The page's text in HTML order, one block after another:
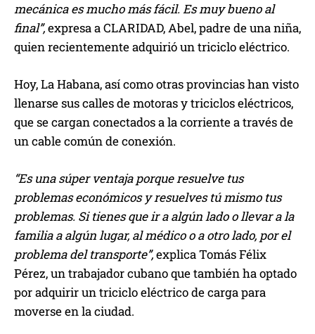
mecánica es mucho más fácil. Es muy bueno al
final”,expresa a CLARIDAD, Abel, padre de una niña,
quien recientemente adquirió un triciclo eléctrico.
Hoy, La Habana, así como otras provincias han visto
llenarse sus calles de motoras y triciclos eléctricos,
que se cargan conectados a la corriente a través de
un cable común de conexión.
“Es una súper ventaja porque resuelve tus
problemas económicos y resuelves tú mismo tus
problemas. Si tienes que ir a algún lado o llevar a la
familia a algún lugar, al médico o a otro lado, por el
problema del transporte”,explica Tomás Félix
Pérez, un trabajador cubano que también ha optado
por adquirir un triciclo eléctrico de carga para
moverse en la ciudad.